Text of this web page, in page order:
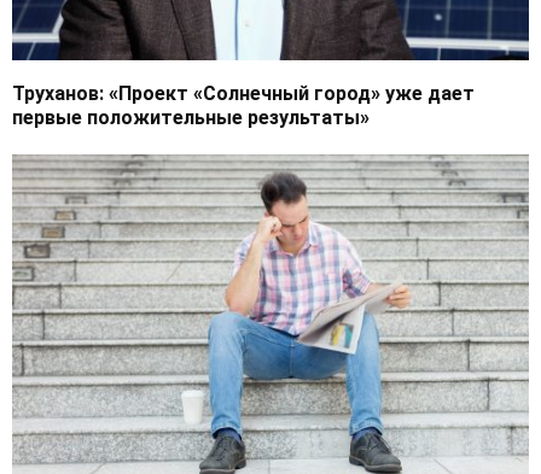
Труханов: «Проект «Солнечный город» уже дает
первые положительные результаты»